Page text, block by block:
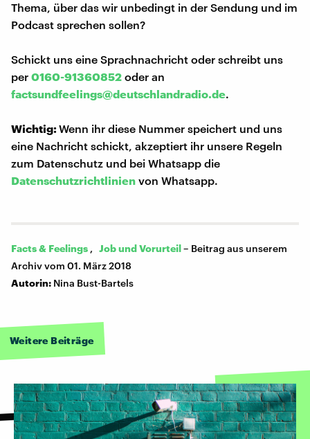
Thema, über das wir unbedingt in der Sendung und im
Podcast sprechen sollen?
Schickt uns eine Sprachnachricht oder schreibt uns
per 0160-91360852 oder an
factsundfeelings@deutschlandradio.de.
Wichtig:Wenn ihr diese Nummer speichert und uns
eine Nachricht schickt, akzeptiert ihr unsere Regeln
zum Datenschutz und bei Whatsapp die
Datenschutzrichtlinien von Whatsapp.
Facts & Feelings , Job und Vorurteil– Beitrag aus unserem
Archiv vom 01. März 2018
Autorin: Nina Bust-Bartels
Weitere Beiträge